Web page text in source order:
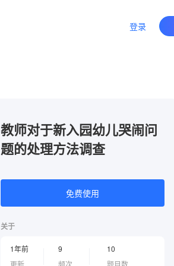
登录
教师对于新入园幼儿哭闹问
题的处理方法调查
免费使用
关于
1年前
更新
9
频次
10
题目数